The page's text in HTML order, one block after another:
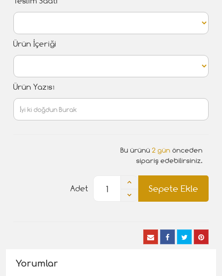
Ürün İçeriği
Ürün Yazısı
Bu ürünü 2 gün önceden
sipariş edebilirsiniz.
Sepete Ekle
Adet
Yorumlar